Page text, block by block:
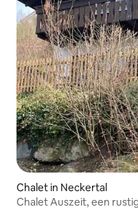
Chalet in Neckertal
Chalet Auszeit, een